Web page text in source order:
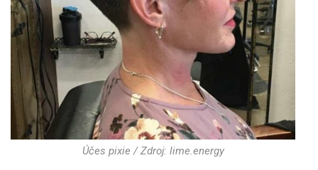
Účes pixie / Zdroj: lime.energy